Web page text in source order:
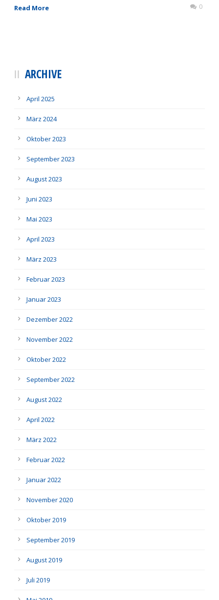
Read More 0
ARCHIVE
April 2025
März 2024
Oktober 2023
September 2023
August 2023
Juni 2023
Mai 2023
April 2023
März 2023
Februar 2023
Januar 2023
Dezember 2022
November 2022
Oktober 2022
September 2022
August 2022
April 2022
März 2022
Februar 2022
Januar 2022
November 2020
Oktober 2019
September 2019
August 2019
Juli 2019